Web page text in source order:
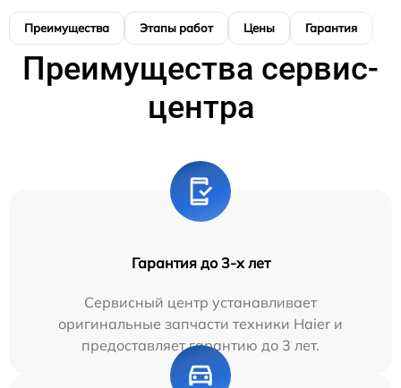
Преимущества Этапы работ Цены Гарантия
Преимущества сервис-
центра
Гарантия до 3-х лет
Сервисный центр устанавливает
оригинальные запчасти техники Haier и
предоставляет гарантию до 3 лет.